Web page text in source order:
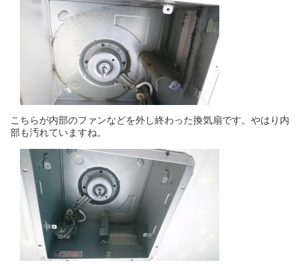
こちらが内部のファンなどを外し終わった換気扇です。やはり内
部も汚れていますね。